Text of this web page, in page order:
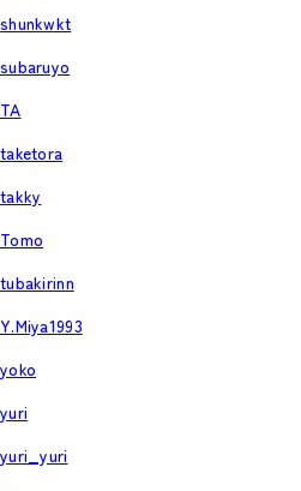
shunkwkt
subaruyo
TA
taketora
takky
Tomo
tubakirinn
Y.Miya1993
yoko
yuri
yuri_yuri